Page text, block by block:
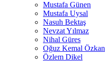
Mustafa Günen
Mustafa Uysal
Nasuh Bektaş
Nevzat Yılmaz
Nihal Güres
Oğuz Kemal Özkan
Özlem Dikel